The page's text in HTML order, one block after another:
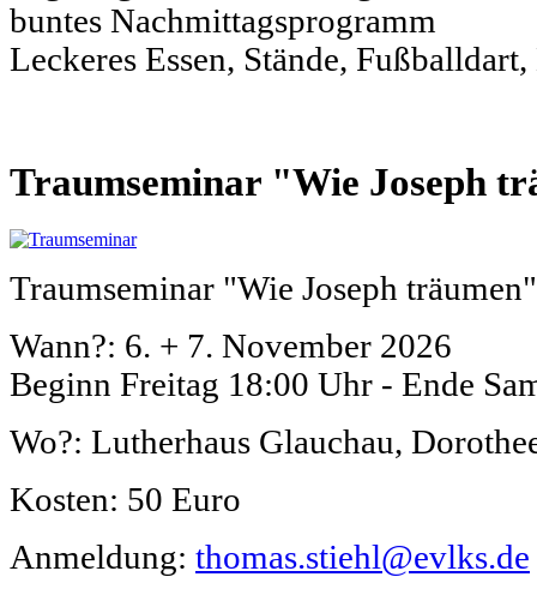
buntes Nachmittagsprogramm
Leckeres Essen, Stände,
Traumseminar "Wie Joseph
Traumseminar "Wie Joseph träumen"
Wann?: 6. + 7. November 2026
Beginn Freitag 18:00 Uhr - Ende
Wo?: Lutherhaus Glauchau,
Kosten: 50 Euro
Anmeldung: thomas.stiehl@evlks.de